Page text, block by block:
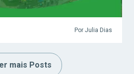
Por Julia Dias
mais Posts